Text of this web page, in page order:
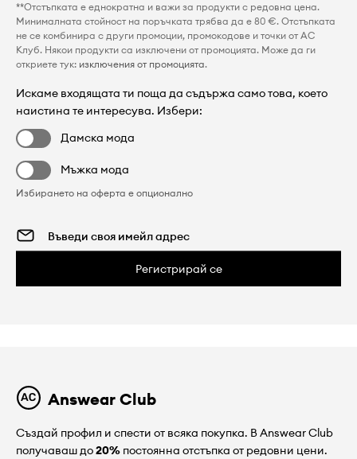
**Отстъпката е еднократна и важи за продукти с редовна цена.
Минималната стойност на поръчката трябва да е 80 €. Отстъпката
не се комбинира с други промоции, промокодове и точки от AC
Клуб. Някои продукти са изключени от промоцията. Може да ги
откриете тук: изключения от промоцията.
Искаме входящата ти поща да съдържа само това, което
наистина те интересува. Избери:
Дамска мода
Мъжка мода
Избирането на оферта е опционално
Регистрирай се
Answear Club
Създай профил и спести от всяка покупка. В Answear Club
получаваш до20% постоянна отстъпка от редовни цени.